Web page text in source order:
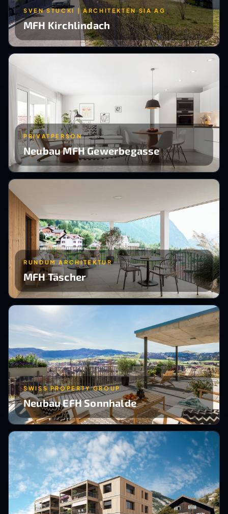
SVEN STUCKI | ARCHITEKTEN SIA AG
MFH Kirchlindach
PRIVATPERSON
Neubau MFH Gewerbegasse
RUNDUM ARCHITEKTUR
MFH Täscher
SWISS PROPERTY GROUP
Neubau EFH Sonnhalde